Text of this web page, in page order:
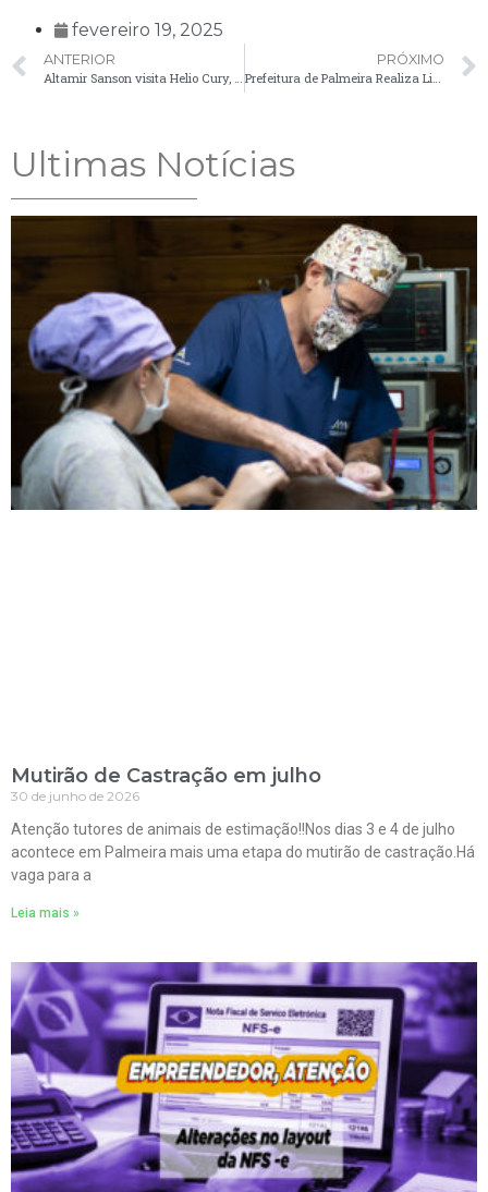
fevereiro 19, 2025
ANTERIOR
Altamir Sanson visita Helio Cury, presidente da Federação Paranaense de Futebol e trata do retorno da Liga de Futebol de Palmeira
PRÓXIMO
Prefeitura de Palmeira Realiza Limpeza no Recanto dos Papagaios e Reforça Compromisso com o Meio Ambiente
Ultimas Notícias
Mutirão de Castração em julho
30 de junho de 2026
Atenção tutores de animais de estimação!!Nos dias 3 e 4 de julho
acontece em Palmeira mais uma etapa do mutirão de castração.Há
vaga para a
Leia mais »